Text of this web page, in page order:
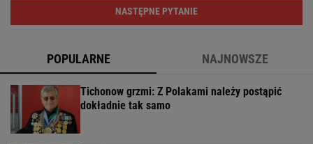
NASTĘPNE PYTANIE
POPULARNE NAJNOWSZE
Tichonow grzmi: Z Polakami należy postąpić
dokładnie tak samo